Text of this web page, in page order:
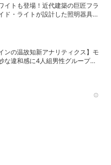
イトも登場！近代建築の巨匠フラ
ド・ライトが設計した照明器具の
ンの温故知新アナリティクス】モ
な違和感に4人組男性グループの